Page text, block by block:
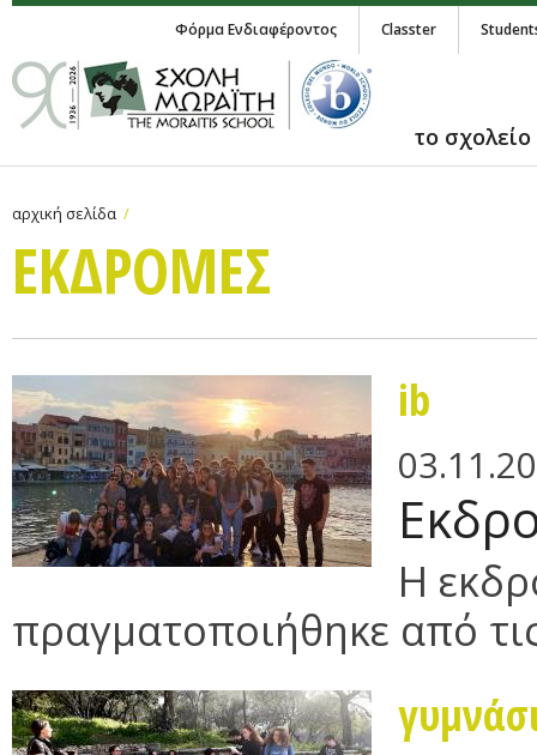
Φόρμα Ενδιαφέροντος Classter
το σχολείο
αρχική σελίδα
ΕΚΔΡΟΜΕΣ
ib
Η
πραγματοποιήθηκε από